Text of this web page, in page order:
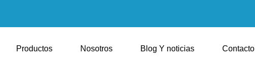
Productos Nosotros Blog Y noticias Contacto